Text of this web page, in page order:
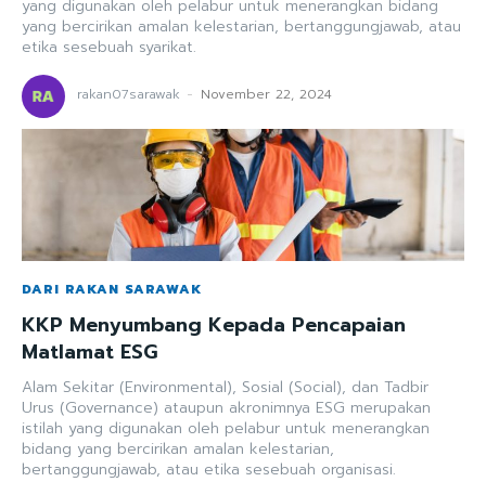
yang digunakan oleh pelabur untuk menerangkan bidang
yang bercirikan amalan kelestarian, bertanggungjawab, atau
etika sesebuah syarikat.
rakan07sarawak - November 22, 2024
DARI RAKAN SARAWAK
KKP Menyumbang Kepada Pencapaian
Matlamat ESG
Alam Sekitar (Environmental), Sosial (Social), dan Tadbir
Urus (Governance) ataupun akronimnya ESG merupakan
istilah yang digunakan oleh pelabur untuk menerangkan
bidang yang bercirikan amalan kelestarian,
bertanggungjawab, atau etika sesebuah organisasi.